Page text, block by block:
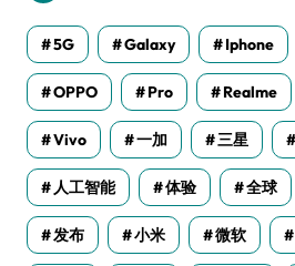
5G Galaxy Iphone
OPPO Pro Realme
Vivo 一加 三星
人工智能 体验 全球
发布 小米 微软